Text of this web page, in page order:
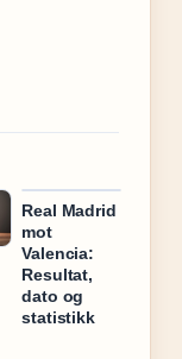
Real Madrid
mot
Valencia:
Resultat,
dato og
statistikk